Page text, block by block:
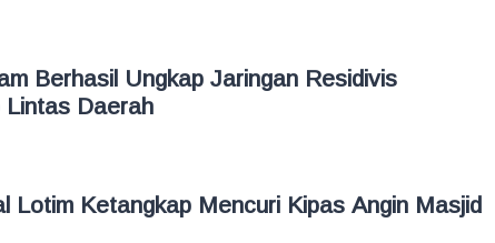
Berhasil Ungkap Jaringan Residivis
Lintas Daerah
Lotim Ketangkap Mencuri Kipas Angin Masjid